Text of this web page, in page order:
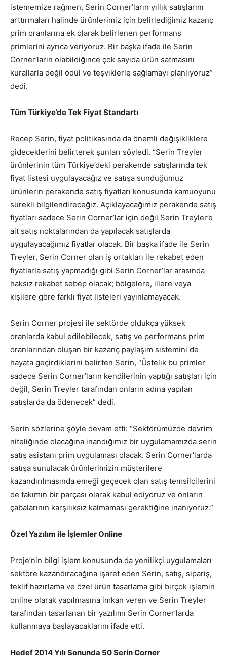
istememize rağmen, Serin Corner’ların yıllık satışlarını
arttırmaları halinde ürünlerimiz için belirlediğimiz kazanç
prim oranlarına ek olarak belirlenen performans
primlerini ayrıca veriyoruz. Bir başka ifade ile Serin
Corner’ların olabildiğince çok sayıda ürün satmasını
kurallarla değil ödül ve teşviklerle sağlamayı planlıyoruz”
dedi.
Tüm Türkiye’de Tek Fiyat Standartı
Recep Serin, fiyat politikasında da önemli değişikliklere
gideceklerini belirterek şunları söyledi. “Serin Treyler
ürünlerinin tüm Türkiye’deki perakende satışlarında tek
fiyat listesi uygulayacağız ve satışa sunduğumuz
ürünlerin perakende satış fiyatları konusunda kamuoyunu
sürekli bilgilendireceğiz. Açıklayacağımız perakende satış
fiyatları sadece Serin Corner’lar için değil Serin Treyler’e
ait satış noktalarından da yapılacak satışlarda
uygulayacağımız fiyatlar olacak. Bir başka ifade ile Serin
Treyler, Serin Corner olan iş ortakları ile rekabet eden
fiyatlarla satış yapmadığı gibi Serin Corner’lar arasında
haksız rekabet sebep olacak; bölgelere, illere veya
kişilere göre farklı fiyat listeleri yayınlamayacak.
Serin Corner projesi ile sektörde oldukça yüksek
oranlarda kabul edilebilecek, satış ve performans prim
oranlarından oluşan bir kazanç paylaşım sistemini de
hayata geçirdiklerini belirten Serin, “Üstelik bu primler
sadece Serin Corner’ların kendilerinin yaptığı satışları için
değil, Serin Treyler tarafından onların adına yapılan
satışlarda da ödenecek” dedi.
Serin sözlerine şöyle devam etti: “Sektörümüzde devrim
niteliğinde olacağına inandığımız bir uygulamamızda serin
satış asistanı prim uygulaması olacak. Serin Corner’larda
satışa sunulacak ürünlerimizin müşterilere
kazandırılmasında emeği geçecek olan satış temsilcilerini
de takımın bir parçası olarak kabul ediyoruz ve onların
çabalarının karşılıksız kalmaması gerektiğine inanıyoruz.”
Özel Yazılım ile İşlemler Online
Proje’nin bilgi işlem konusunda da yenilikçi uygulamaları
sektöre kazandıracağına işaret eden Serin, satış, sipariş,
teklif hazırlama ve özel ürün tasarlama gibi birçok işlemin
online olarak yapılmasına imkan veren ve Serin Treyler
tarafından tasarlanan bir yazılımı Serin Corner’larda
kullanmaya başlayacaklarını ifade etti.
Hedef 2014 Yılı Sonunda 50 Serin Corner